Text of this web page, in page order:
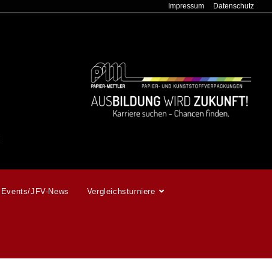
Impressum Datenschutz
Events/JFV-News Vergleichsturniere